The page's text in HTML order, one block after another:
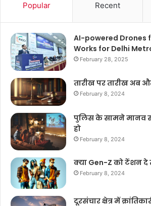
Popular Recent
AI-powered Drones
Works for Delhi
February 28, 2025
तारीख पर तारीख अब
February 8, 2024
पुलिस के सामने मानव
हो
February 8, 2024
क्या Gen-Z को टेंशन दे
February 8, 2024
दूरसंचार क्षेत्र में